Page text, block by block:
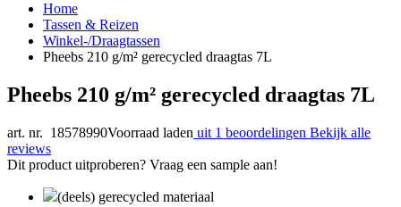
Home
Tassen & Reizen
Winkel-/Draagtassen
Pheebs 210 g/m² gerecycled draagtas 7L
Pheebs 210 g/m² gerecycled draagtas 7L
art. nr. 18578990Voorraad laden uit 1 beoordelingen Bekijk alle
reviews
Dit product uitproberen? Vraag een sample aan!
(deels) gerecycled materiaal